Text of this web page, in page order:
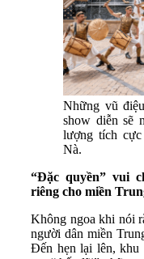
Những vũ
show diễn sẽ
lượng tích
Nà.
“Đặc quyền” vui
riêng cho miền
Không ngoa khi nói
người dân miền
Đến hẹn lại lên,